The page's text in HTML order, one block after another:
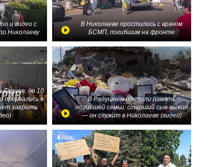
и видео с
Николаеву
В Николаеве простились с врачом
БСМП, погибшим на фронте
Европе: до 10
прорвались в
закрыть
В Радушном почтили память
погибшей семьи: старший сын выжил
— он служит в Николаеве (видео)